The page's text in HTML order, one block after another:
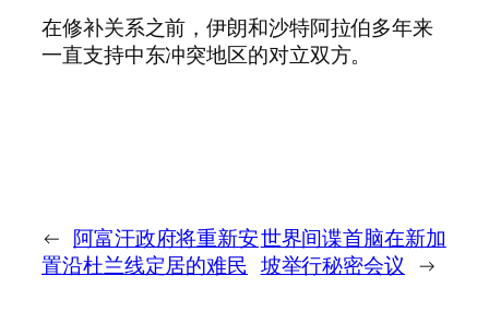
在修补关系之前，伊朗和沙特阿拉伯多年来
一直支持中东冲突地区的对立双方。
← 阿富汗政府将重新安
置沿杜兰线定居的难民
世界间谍首脑在新加
坡举行秘密会议 →